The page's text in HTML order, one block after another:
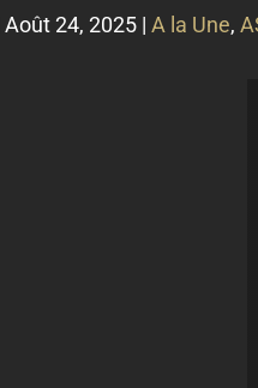
Août 24, 2025| A la Une,